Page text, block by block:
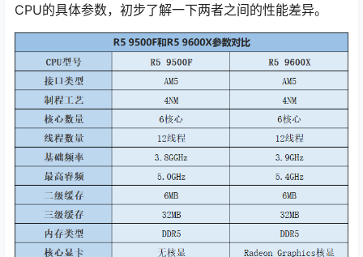
CPU的具体参数，初步了解一下两者之间的性能差异。